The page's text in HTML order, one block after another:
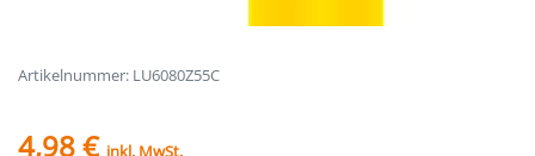
Artikelnummer: LU6080Z55C
4,98 € inkl. MwSt.